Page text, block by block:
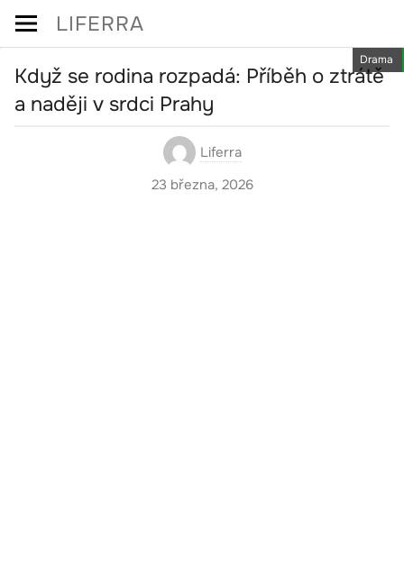
Skip
LIFERRA
Drama
Když se rodina rozpadá: Příběh o ztrátě
a naději v srdci Prahy
Liferra
23 března, 2026